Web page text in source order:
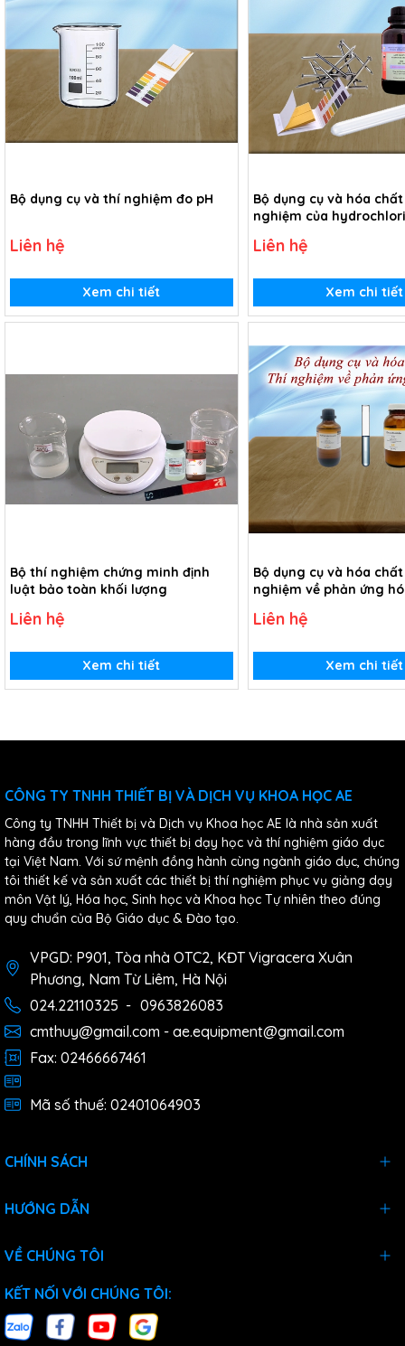
Bộ dụng cụ và thí nghiệm đo pH
Liên hệ
Xem chi tiết
Bộ dụng cụ và hóa
nghiệm của
Liên hệ
Xem chi tiết
Bộ thí nghiệm chứng minh định
luật bảo toàn khối lượng
Liên hệ
Xem chi tiết
Bộ dụng cụ và hóa
nghiệm về phản ứng
Liên hệ
Xem chi tiết
CÔNG TY TNHH THIẾT BỊ VÀ DỊCH VỤ KHOA HỌC AE
Công ty TNHH Thiết bị và Dịch vụ Khoa học AE là nhà sản xuất
hàng đầu trong lĩnh vực thiết bị dạy học và thí nghiệm giáo dục
tại Việt Nam. Với sứ mệnh đồng hành cùng ngành giáo dục, chúng
tôi thiết kế và sản xuất các thiết bị thí nghiệm phục vụ giảng dạy
môn Vật lý, Hóa học, Sinh học và Khoa học Tự nhiên theo đúng
quy chuẩn của Bộ Giáo dục & Đào tạo.
VPGD: P901, Tòa nhà OTC2, KĐT Vigracera Xuân
Phương, Nam Từ Liêm, Hà Nội
024.22110325 - 0963826083
cmthuy@gmail.com - ae.equipment@gmail.com
Fax: 02466667461
Mã số thuế: 02401064903
CHÍNH SÁCH
HƯỚNG DẪN
VỀ CHÚNG TÔI
KẾT NỐI VỚI CHÚNG TÔI: